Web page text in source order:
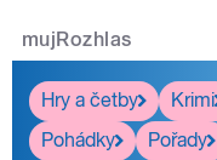
mujRozhlas
Hry a četby
Krimi
Pohádky
Pořady